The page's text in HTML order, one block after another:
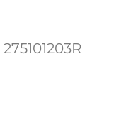
275101203R